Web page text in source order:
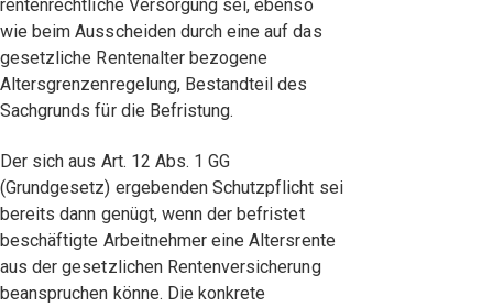
rentenrechtliche Versorgung sei, ebenso
wie beim Ausscheiden durch eine auf das
gesetzliche Rentenalter bezogene
Altersgrenzenregelung, Bestandteil des
Sachgrunds für die Befristung.
Der sich aus Art. 12 Abs. 1 GG
(Grundgesetz) ergebenden Schutzpflicht sei
bereits dann genügt, wenn der befristet
beschäftigte Arbeitnehmer eine Altersrente
aus der gesetzlichen Rentenversicherung
beanspruchen könne. Die konkrete